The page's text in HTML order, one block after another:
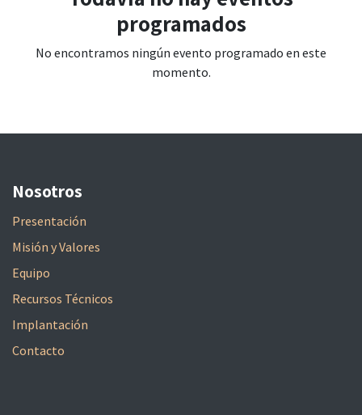
programados
No encontramos ningún evento programado en este
momento.
Nosotros
Presentación
Misión y Valores
Equipo
Recursos Técnicos
Implantación
Contacto